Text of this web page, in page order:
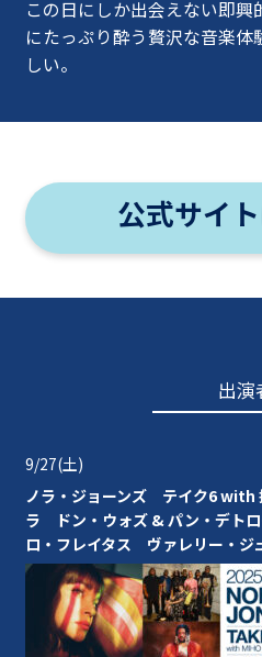
この日にしか出会えない即
にたっぷり酔う贅沢な音楽
しい。
公式サイ
出演
9/27(土)
ノラ・ジョーンズ テイク6 with
ラ
ドン・ウォズ & パン・デト
ロ・フレイタス ヴァレリー・ジ